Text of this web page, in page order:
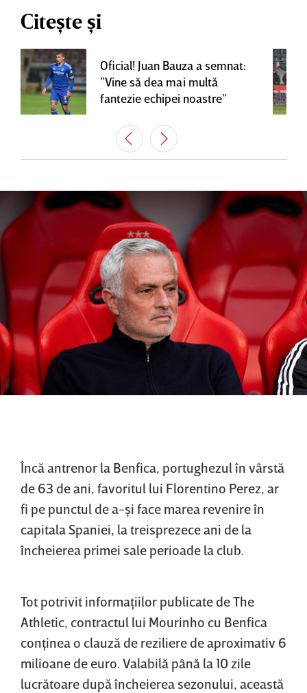
Citește și
Oficial! Juan Bauza a semnat:
”Vine să dea mai multă
fantezie echipei noastre”
Încă antrenor la Benfica, portughezul în vârstă
de 63 de ani, favoritul lui Florentino Perez, ar
fi pe punctul de a-şi face marea revenire în
capitala Spaniei, la treisprezece ani de la
încheierea primei sale perioade la club.
Tot potrivit informaţiilor publicate de The
Athletic, contractul lui Mourinho cu Benfica
conţinea o clauză de reziliere de aproximativ 6
milioane de euro. Valabilă până la 10 zile
lucrătoare după încheierea sezonului, această